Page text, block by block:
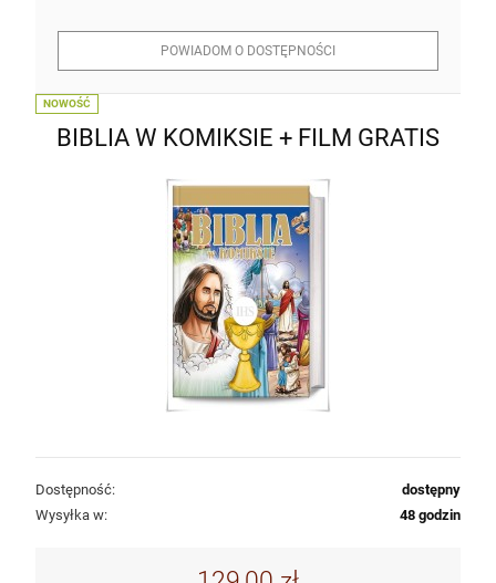
POWIADOM O DOSTĘPNOŚCI
BIBLIA W KOMIKSIE + FILM GRATIS
Dostępność:
dostępny
Wysyłka w:
48 godzin
NOWOŚĆ